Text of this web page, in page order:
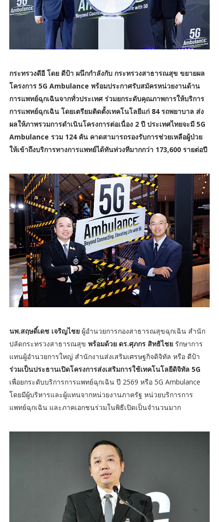
กระทรวงดีอี โดย ดีป้า ผนึกกำลังกับ กระทรวงสาธารณสุข ขยายผล
โครงการ 5G Ambulance พร้อมประกาศรับสมัครหน่วยงานด้าน
การแพทย์ฉุกเฉินจากทั่วประเทศ ร่วมยกระดับคุณภาพการให้บริการ
การแพทย์ฉุกเฉิน โดยเตรียมติดตั้งเทคโนโลยีแก่ 84 รถพยาบาล ส่ง
ผลให้ภาพรวมการดำเนินโครงการต่อเนื่อง 2 ปี ประเทศไทยจะมี 5G
Ambulance รวม 124 คัน คาดสามารถรองรับการช่วยเหลือผู้ป่วย
ให้เข้าถึงบริการทางการแพทย์ได้ทันท่วงทีมากกว่า 173,600 รายต่อปี
นพ.สฤษดิ์เดช เจริญไชยผู้อำนวยการกองสาธารณสุขฉุกเฉิน สำนัก
ปลัดกระทรวงสาธารณสุข พร้อมด้วย ดร.ศุภกร สิทธิไชยรักษาการ
แทนผู้อำนวยการใหญ่ สำนักงานส่งเสริมเศรษฐกิจดิจิทัล หรือ ดีป้า
ร่วมเป็นประธานเปิดโครงการส่งเสริมการใช้เทคโนโลยีดิจิทัล 5G
เพื่อยกระดับบริการการแพทย์ฉุกเฉิน ปี 2569 หรือ 5G Ambulance
โดยมีผู้บริหารและผู้แทนจากหน่วยงานภาครัฐ หน่วยบริการการ
แพทย์ฉุกเฉิน และภาคเอกชนร่วมในพิธีเปิดเป็นจำนวนมาก